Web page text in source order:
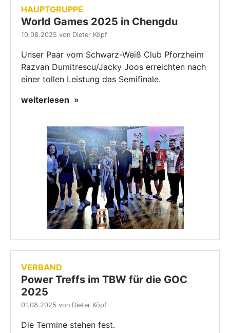
HAUPTGRUPPE
World Games 2025 in Chengdu
10.08.2025 von Dieter Köpf
Unser Paar vom Schwarz-Weiß Club Pforzheim
Razvan Dumitrescu/Jacky Joos erreichten nach
einer tollen Leistung das Semifinale.
weiterlesen
VERBAND
Power Treffs im TBW für die GOC
2025
01.08.2025 von Dieter Köpf
Die Termine stehen fest.